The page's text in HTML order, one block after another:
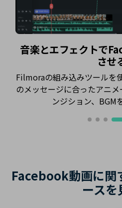
プレビュ
完成した動画をプレビュー
できま
Facebook動画に関
ースを